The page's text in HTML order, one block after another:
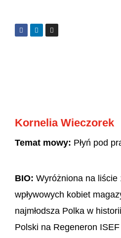
Kornelia Wieczorek
Temat mowy: Płyń pod
BIO: Wyróżniona na liście
wpływowych kobiet
najmłodsza Polka w
Polski na Regeneron